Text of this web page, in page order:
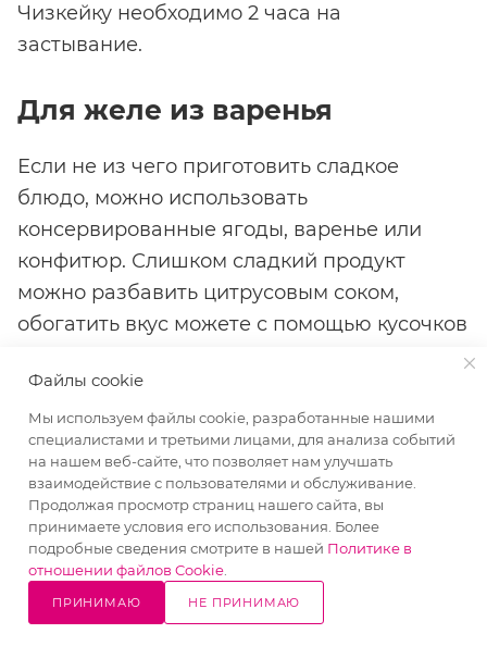
Чизкейку необходимо 2 часа на
застывание.
Для желе из варенья
Если не из чего приготовить сладкое
блюдо, можно использовать
консервированные ягоды, варенье или
конфитюр. Слишком сладкий продукт
можно разбавить цитрусовым соком,
обогатить вкус можете с помощью кусочков
желе? Предварительно замочить желатин
в воде, после разбухания в него добавить
цитрусовый сок, а далее влить в горячий
сироп. Чтобы масса схватилась,
понадобится примерно 2 часа.
Как приготовить
желатиновую массу
Файлы cookie
Мы используем файлы cookie, разработанные нашими
специалистами и третьими лицами, для анализа событий
на нашем веб-сайте, что позволяет нам улучшать
взаимодействие с пользователями и обслуживание.
Продолжая просмотр страниц нашего сайта, вы
принимаете условия его использования. Более
подробные сведения смотрите в нашей Политике в
отношении файлов Cookie
ПРИНИМАЮ НЕ ПРИНИМАЮ
10% СКИДКА
на все товары